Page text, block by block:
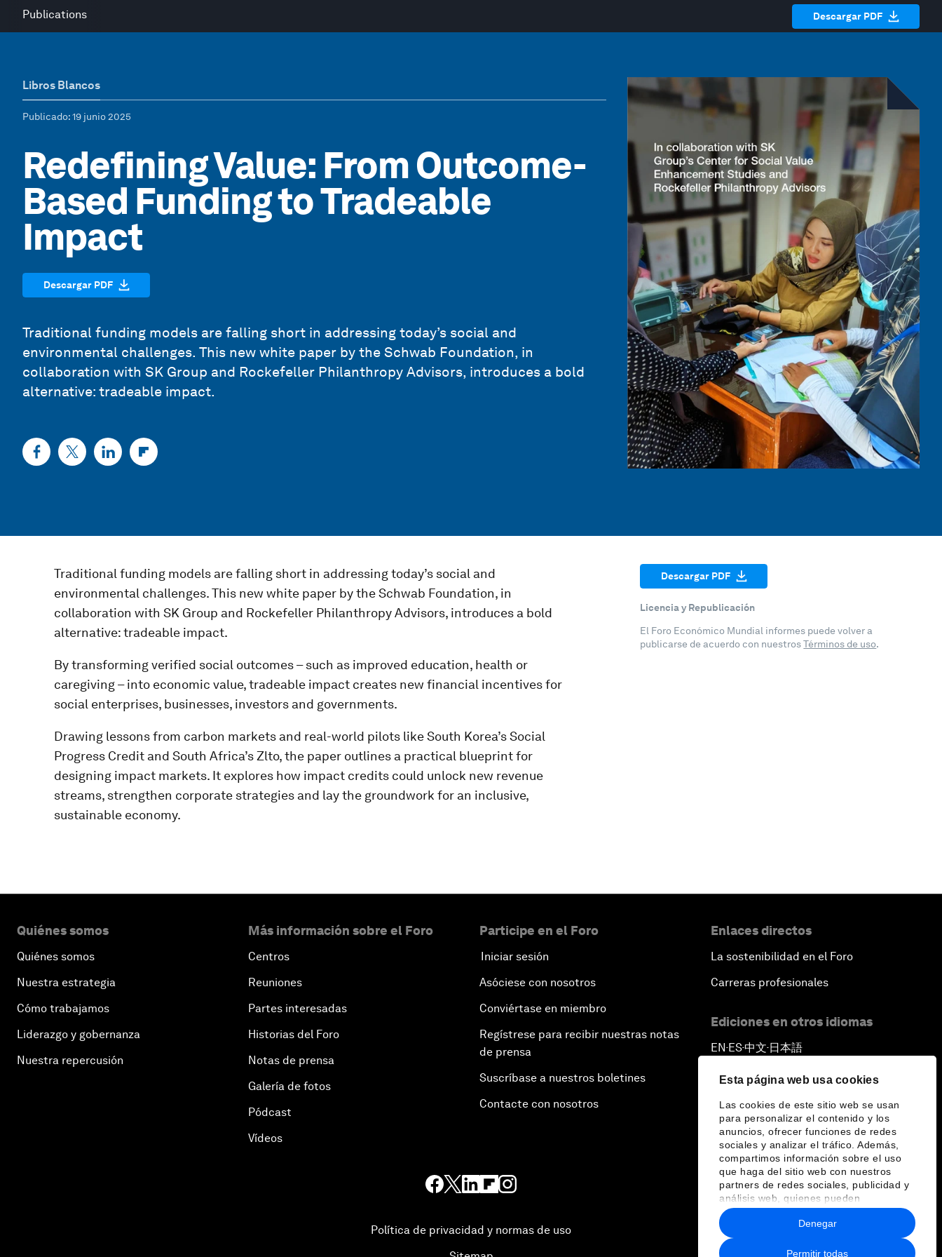
Esta página web usa cookies
Las cookies de este sitio web se usan
para personalizar el contenido y los
anuncios, ofrecer funciones de redes
sociales y analizar el tráfico. Además,
compartimos información sobre el uso
que haga del sitio web con nuestros
partners de redes sociales, publicidad y
análisis web, quienes pueden
combinarla con otra información que les
haya proporcionado o que hayan
recopilado a partir del uso que haya
hecho de sus servicios.
Permitir todas
Denegar
Publications Descargar PDF
Libros Blancos
Publicado: 19 junio 2025
Redefining Value: From Outcome-
Based Funding to Tradeable
Impact
Descargar PDF
Traditional funding models are falling short in addressing today’s social and
environmental challenges. This new white paper by the Schwab Foundation, in
collaboration with SK Group and Rockefeller Philanthropy Advisors, introduces a bold
alternative: tradeable impact.
Traditional funding models are falling short in addressing today’s social and
environmental challenges. This new white paper by the Schwab Foundation, in
collaboration with SK Group and Rockefeller Philanthropy Advisors, introduces a bold
alternative: tradeable impact.
By transforming verified social outcomes – such as improved education, health or
caregiving – into economic value, tradeable impact creates new financial incentives for
social enterprises, businesses, investors and governments.
Drawing lessons from carbon markets and real-world pilots like South Korea’s Social
Progress Credit and South Africa’s Zlto, the paper outlines a practical blueprint for
designing impact markets. It explores how impact credits could unlock new revenue
streams, strengthen corporate strategies and lay the groundwork for an inclusive,
sustainable economy.
Descargar PDF
Licencia y Republicación
El Foro Económico Mundial informes puede volver a
publicarse de acuerdo con nuestrosTérminos de uso.
Quiénes somos
Quiénes somos
Nuestra estrategia
Cómo trabajamos
Liderazgo y gobernanza
Nuestra repercusión
Más información sobre el Foro
Centros
Reuniones
Partes interesadas
Historias del Foro
Notas de prensa
Galería de fotos
Pódcast
Vídeos
Participe en el Foro
Iniciar sesión
Asóciese con nosotros
Conviértase en miembro
Regístrese para recibir nuestras notas
de prensa
Suscríbase a nuestros boletines
Contacte con nosotros
Enlaces directos
La sostenibilidad en el Foro
Carreras profesionales
Ediciones en otros idiomas
EN ▪ ES▪中文▪ 日本語
Política de privacidad y normas de uso